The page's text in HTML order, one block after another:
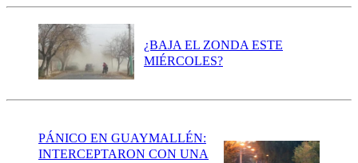
¿BAJA EL ZONDA ESTE
MIÉRCOLES?
PÁNICO EN GUAYMALLÉN:
INTERCEPTARON CON UNA